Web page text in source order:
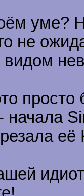
уме?
не
видом